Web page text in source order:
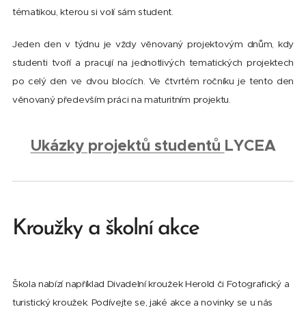
tématikou, kterou si volí sám student.
Jeden den v týdnu je vždy věnovaný projektovým dnům, kdy
studenti tvoří a pracují na jednotlivých tematických projektech
po celý den ve dvou blocích. Ve čtvrtém ročníku je tento den
věnovaný především práci na maturitním projektu.
Ukázky projektů studentů LYCEA
Kroužky a školní akce
Škola nabízí například Divadelní kroužek Herold či Fotografický a
turistický kroužek. Podívejte se, jaké akce a novinky se u nás